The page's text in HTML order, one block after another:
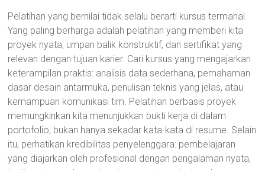
Pelatihan yang bernilai tidak selalu berarti kursus termahal.
Yang paling berharga adalah pelatihan yang memberi kita
proyek nyata, umpan balik konstruktif, dan sertifikat yang
relevan dengan tujuan karier. Cari kursus yang mengajarkan
keterampilan praktis: analisis data sederhana, pemahaman
dasar desain antarmuka, penulisan teknis yang jelas, atau
kemampuan komunikasi tim. Pelatihan berbasis proyek
memungkinkan kita menunjukkan bukti kerja di dalam
portofolio, bukan hanya sekadar kata-kata di resume. Selain
itu, perhatikan kredibilitas penyelenggara: pembelajaran
yang diajarkan oleh profesional dengan pengalaman nyata,